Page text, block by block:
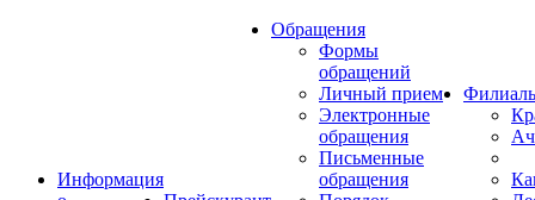
Информация
Обращения
Формы
обращений
Личный прием
Электронные
обращения
Письменные
обращения